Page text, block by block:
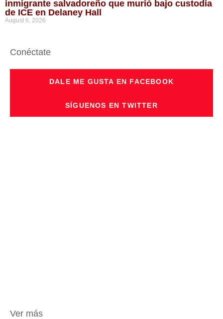
inmigrante salvadoreño que murió bajo custodia
de ICE en Delaney Hall
August 6, 2026
Conéctate
DALE ME GUSTA EN FACEBOOK
SÍGUENOS EN TWITTER
Ver más